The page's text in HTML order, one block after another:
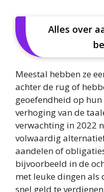
Alles over
Meestal hebben ze
achter de rug of
geoefendheid op
verhoging van de
verwachting in 2022
volwaardig
aandelen of
bijvoorbeeld in de
met leuke dingen als
snel geld te